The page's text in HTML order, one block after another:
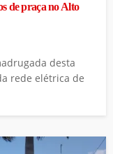
de praça no Alto
desta
rede elétrica de